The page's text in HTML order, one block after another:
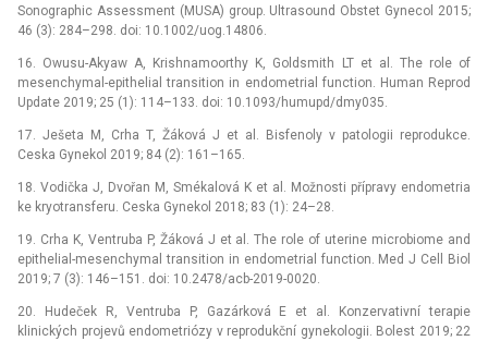
Sonographic Assessment (MUSA) group. Ultrasound Obstet Gynecol 2015;
46 (3): 284–298. doi: 10.1002/uog.14806.
16. Owusu-Akyaw A, Krishnamoorthy K, Goldsmith LT et al. The role of
mesenchymal-epithelial transition in endometrial function. Human Reprod
Update 2019; 25 (1): 114–133. doi: 10.1093/humupd/dmy035.
17. Ješeta M, Crha T, Žáková J et al. Bisfenoly v patologii reprodukce.
Ceska Gynekol 2019; 84 (2): 161–165.
18. Vodička J, Dvořan M, Smékalová K et al. Možnosti přípravy endometria
ke kryotransferu. Ceska Gynekol 2018; 83 (1): 24–28.
19. Crha K, Ventruba P, Žáková J et al. The role of uterine microbio­me and
epithelial-mesenchymal transition in endometrial function. Med J Cell Biol
2019; 7 (3): 146–151. doi: 10.2478/acb-2019-0020.
20. Hudeček R, Ventruba P, Gazárková E et al. Konzervativní terapie
klinických projevů endometriózy v reprodukční gynekologii. Bolest 2019; 22